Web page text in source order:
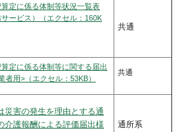
定に係る体制等状況一覧表
サービス）（エクセル：160K
共通
定に係る体制等に関する届出
者用>（エクセル：53KB）
共通
災害の発生を理由とする通
介護報酬による評価届出様
通所系